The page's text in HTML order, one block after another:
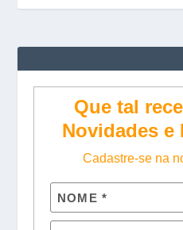
Que tal
Novidades e
Cadastre-se na